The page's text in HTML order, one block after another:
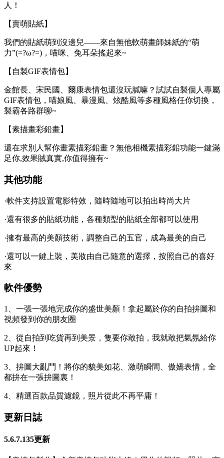
人！
【賣萌貼紙】
我們的貼紙萌到沒邊兒——來自無他軟萌畫師妹紙的“萌
力”(=?ω?=)，喵咪、兔耳朵搖起來~
【自製GIF表情包】
金館長、宋民國、爾康表情包還沒玩膩嘛？試試自製個人專屬
GIF表情包，喵娘風、暴漫風、炫酷風等多種風格任你切換，
製霸各路群聊~
【素描畫彩鉛畫】
還在求別人幫你畫素描彩鉛畫？無他相機素描彩鉛功能一鍵滿
足你,效果賊真實,你值得擁有~
其他功能
·軟件支持設置電影特效，隨時隨地可以拍出時尚大片
·還有很多的貼紙功能，各種類型的貼紙全部都可以使用
·擁有最高的美顏技術，調整自己的五官，成為最美的自己
·還可以一鍵上裝，美妝由自己隨意的選擇，按照自己的喜好
來
軟件優勢
1、一張一張地完成你的盛世美顏！拿起屬於你的自拍拚圖和
視頻發到你的朋友圈
2、從自拍到吃貨再到美景，隻要你敢拍，我就敢把氣氛給你
UP起來！
3、拚圖大亂鬥！將你的貌美如花、激萌瞬間、傲嬌表情，全
都拚在一張拚圖裏！
4、精選百款品質濾鏡，照片從此不再平庸！
更新日誌
5.6.7.135更新